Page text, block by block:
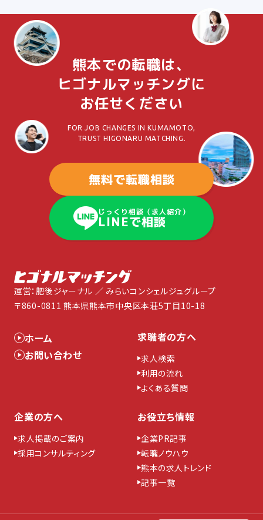
熊本での転職は、
ヒゴナルマッチングに
お任せください
FOR JOB CHANGES IN KUMAMOTO,
TRUST HIGONARU MATCHING.
無料で転職相談
じっくり相談（求人紹介）
LINEで相談
運営：肥後ジャーナル ／ みらいコンシェルジュグループ
〒860-0811 熊本県熊本市中央区本荘5丁目10-18
ホーム
お問い合わせ
求職者の方へ
求人検索
利用の流れ
よくある質問
企業の方へ
求人掲載のご案内
採用コンサルティング
お役立ち情報
企業PR記事
転職ノウハウ
熊本の求人トレンド
記事一覧